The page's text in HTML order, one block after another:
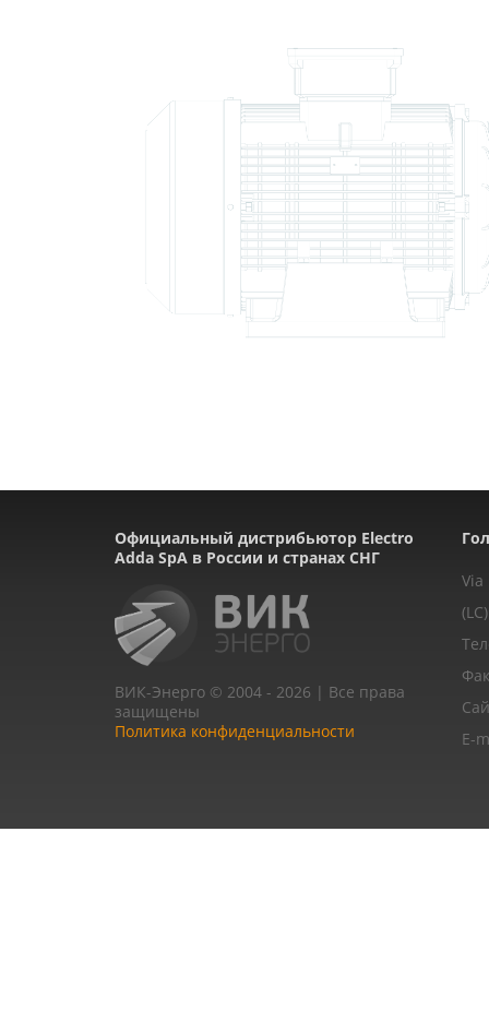
Официальный дистрибьютор Electro
Adda SpA в России и странах СНГ
ВИК-Энерго © 2004 - 2026 | Все права
защищены
Политика конфиденциальности
Via
E-